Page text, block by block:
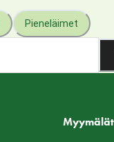
Pieneläimet
Myymälät